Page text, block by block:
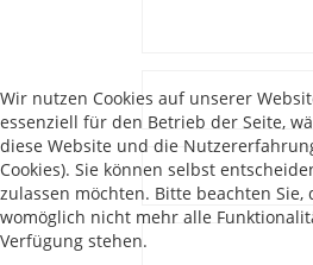
Wir nutzen Cookies auf unserer
essenziell für den Betrieb der Seite,
diese Website und die
Cookies). Sie können selbst
zulassen möchten. Bitte beachten
womöglich nicht mehr alle
Verfügung stehen.